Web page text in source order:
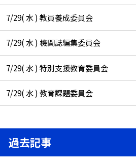
7/29( 水 ) 教員養成委員会
7/29( 水 ) 機関誌編集委員会
7/29( 水 ) 特別支援教育委員会
7/29( 水 ) 教育課題委員会
過去記事